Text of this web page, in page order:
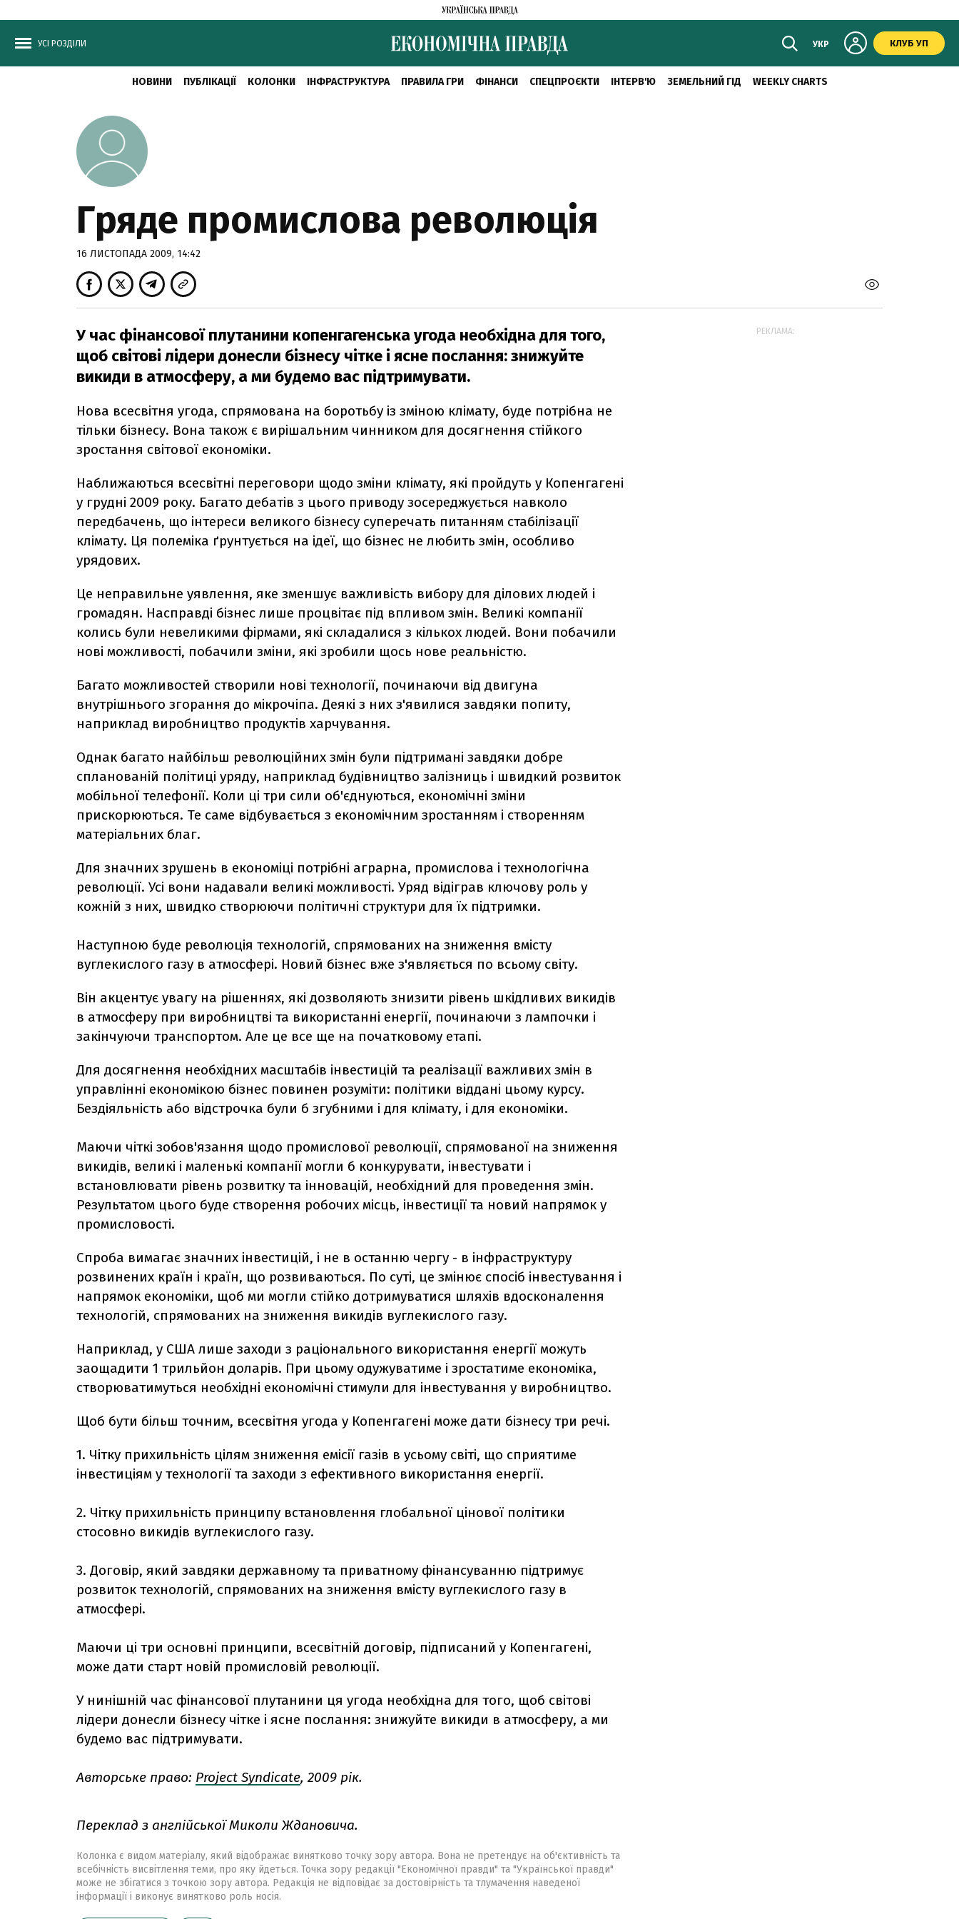
УСІ РОЗДІЛИ УКР КЛУБ УП
НОВИНИ ПУБЛІКАЦІЇ КОЛОНКИ ІНФРАСТРУКТУРА ПРАВИЛА ГРИ ФІНАНСИ СПЕЦПРОЄКТИ ІНТЕРВ'Ю ЗЕМЕЛЬНИЙ ГІД WEEKLY CHARTS
Гряде промислова революція
16 ЛИСТОПАДА 2009, 14:42
У час фінансової плутанини копенгагенська угода необхідна для того,
щоб світові лідери донесли бізнесу чітке і ясне послання: знижуйте
викиди в атмосферу, а ми будемо вас підтримувати.
Нова всесвітня угода, спрямована на боротьбу із зміною клімату, буде потрібна не
тільки бізнесу. Вона також є вирішальним чинником для досягнення стійкого
зростання світової економіки.
Наближаються всесвітні переговори щодо зміни клімату, які пройдуть у Копенгагені
у грудні 2009 року. Багато дебатів з цього приводу зосереджується навколо
передбачень, що інтереси великого бізнесу суперечать питанням стабілізації
клімату. Ця полеміка ґрунтується на ідеї, що бізнес не любить змін, особливо
урядових.
Це неправильне уявлення, яке зменшує важливість вибору для ділових людей і
громадян. Насправді бізнес лише процвітає під впливом змін. Великі компанії
колись були невеликими фірмами, які складалися з кількох людей. Вони побачили
нові можливості, побачили зміни, які зробили щось нове реальністю.
Багато можливостей створили нові технології, починаючи від двигуна
внутрішнього згорання до мікрочіпа. Деякі з них з'явилися завдяки попиту,
наприклад виробництво продуктів харчування.
Однак багато найбільш революційних змін були підтримані завдяки добре
спланованій політиці уряду, наприклад будівництво залізниць і швидкий розвиток
мобільної телефонії. Коли ці три сили об'єднуються, економічні зміни
прискорюються. Те саме відбувається з економічним зростанням і створенням
матеріальних благ.
Для значних зрушень в економіці потрібні аграрна, промислова і технологічна
революції. Усі вони надавали великі можливості. Уряд відіграв ключову роль у
кожній з них, швидко створюючи політичні структури для їх підтримки.
Наступною буде революція технологій, спрямованих на зниження вмісту
вуглекислого газу в атмосфері. Новий бізнес вже з'являється по всьому світу.
Він акцентує увагу на рішеннях, які дозволяють знизити рівень шкідливих викидів
в атмосферу при виробництві та використанні енергії, починаючи з лампочки і
закінчуючи транспортом. Але це все ще на початковому етапі.
Для досягнення необхідних масштабів інвестицій та реалізації важливих змін в
управлінні економікою бізнес повинен розуміти: політики віддані цьому курсу.
Бездіяльність або відстрочка були б згубними і для клімату, і для економіки.
Маючи чіткі зобов'язання щодо промислової революції, спрямованої на зниження
викидів, великі і маленькі компанії могли б конкурувати, інвестувати і
встановлювати рівень розвитку та інновацій, необхідний для проведення змін.
Результатом цього буде створення робочих місць, інвестиції та новий напрямок у
промисловості.
Спроба вимагає значних інвестицій, і не в останню чергу - в інфраструктуру
розвинених країн і країн, що розвиваються. По суті, це змінює спосіб інвестування і
напрямок економіки, щоб ми могли стійко дотримуватися шляхів вдосконалення
технологій, спрямованих на зниження викидів вуглекислого газу.
Наприклад, у США лише заходи з раціонального використання енергії можуть
заощадити 1 трильйон доларів. При цьому одужуватиме і зростатиме економіка,
створюватимуться необхідні економічні стимули для інвестування у виробництво.
Щоб бути більш точним, всесвітня угода у Копенгагені може дати бізнесу три речі.
1. Чітку прихильність цілям зниження емісії газів в усьому світі, що сприятиме
інвестиціям у технології та заходи з ефективного використання енергії.
2. Чітку прихильність принципу встановлення глобальної цінової політики
стосовно викидів вуглекислого газу.
3. Договір, який завдяки державному та приватному фінансуванню підтримує
розвиток технологій, спрямованих на зниження вмісту вуглекислого газу в
атмосфері.
Маючи ці три основні принципи, всесвітній договір, підписаний у Копенгагені,
може дати старт новій промисловій революції.
У нинішній час фінансової плутанини ця угода необхідна для того, щоб світові
лідери донесли бізнесу чітке і ясне послання: знижуйте викиди в атмосферу, а ми
будемо вас підтримувати.
Авторське право: Project Syndicate, 2009 рік.
Переклад з англійської Миколи Ждановича.
Колонка є видом матеріалу, який відображає винятково точку зору автора. Вона не претендує на об'єктивність та
всебічність висвітлення теми, про яку йдеться. Точка зору редакції "Економічної правди" та "Української правди"
може не збігатися з точкою зору автора. Редакція не відповідає за достовірність та тлумачення наведеної
інформації і виконує винятково роль носія.
РЕКЛАМА: